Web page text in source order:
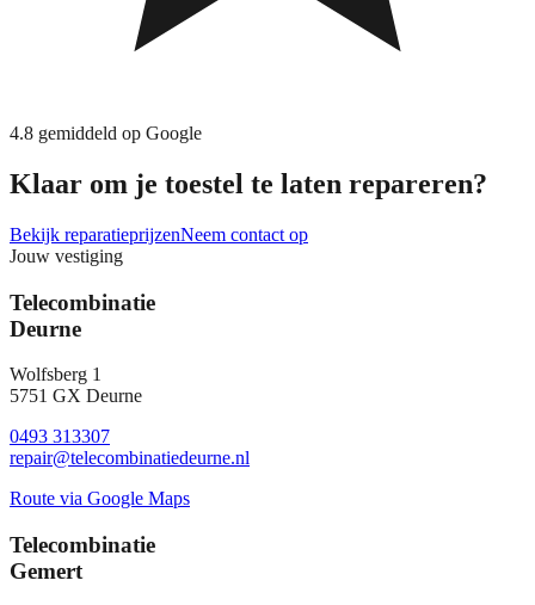
4.8 gemiddeld op Google
Klaar om je toestel te laten repareren?
Bekijk reparatieprijzenNeem contact op
Jouw vestiging
Telecombinatie
Deurne
Wolfsberg 1
5751 GX Deurne
0493 313307
repair@telecombinatiedeurne.nl
Route via Google Maps
Telecombinatie
Gemert